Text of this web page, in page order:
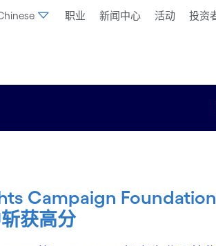
职业 新闻中心 活动 投资
Campaign
获高分